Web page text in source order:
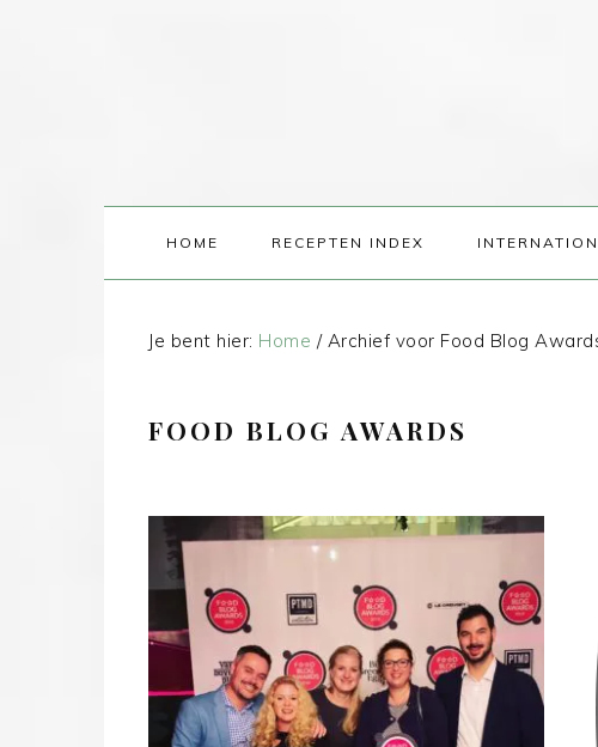
HOME RECEPTEN INDEX
Je bent hier: Home /Archief voor Food Blog
FOOD BLOG AWARDS